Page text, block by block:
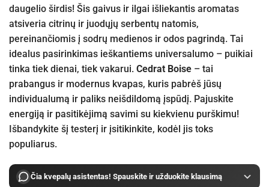
daugelio širdis! Šis gaivus ir ilgai išliekantis aromatas
atsiveria citrinų ir juodųjų serbentų natomis,
pereinančiomis į sodrų medienos ir odos pagrindą. Tai
idealus pasirinkimas ieškantiems universalumo – puikiai
tinka tiek dienai, tiek vakarui. Cedrat Boise – tai
prabangus ir modernus kvapas, kuris pabrėš jūsų
individualumą ir paliks neišdildomą įspūdį. Pajuskite
energiją ir pasitikėjimą savimi su kiekvienu purškimu!
Išbandykite šį testerį ir įsitikinkite, kodėl jis toks
populiarus.
Čia kvepalų asistentas! Spauskite ir užduokite klausimą